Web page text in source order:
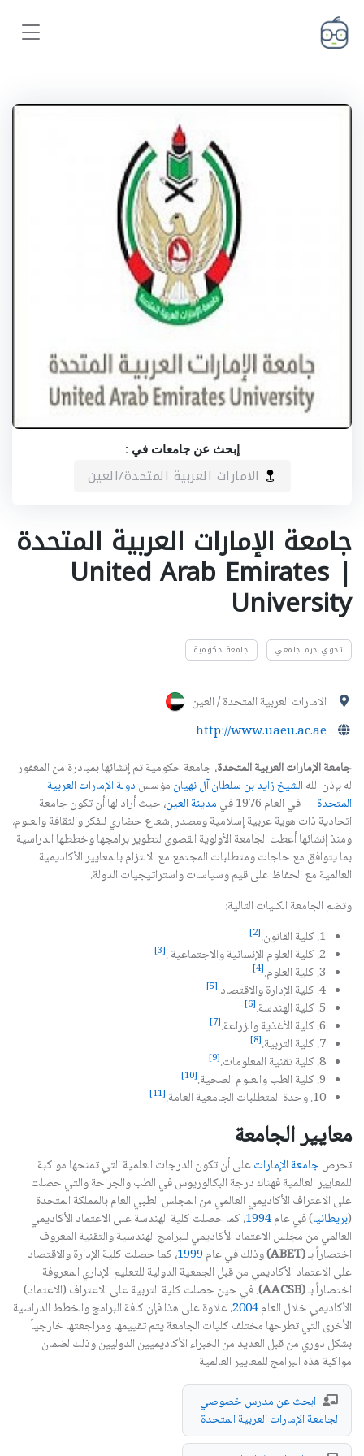
إبحث عن جامعات في :
الامارات العربية المتحدة/العين
جامعة الإمارات العربية المتحدة
| United Arab Emirates
University
تحوي حرم جامعي جامعة حكومية
الامارات العربية المتحدة / العين
http://www.uaeu.ac.ae
جامعة الإمارات العربية المتحدة، جامعة حكومية تم إنشائها بمبادرة من المغفور
له بإذن اللهالشيخ زايد بن سلطان آل نهيانمؤسسدولة الإمارات العربية
المتحدة-– في العام 1976 في مدينة العين، حيث أراد لها أن تكون جامعة
اتحادية ذات هوية عربية إسلامية ومصدر إشعاع حضاري للفكر والثقافة والعلوم،
ومنذ إنشائها أعطت الجامعة الأولوية القصوى لتطوير برامجها وخططها الدراسية
بما يتوافق مع حاجات ومتطلبات المجتمع مع الالتزام بالمعايير الأكاديمية
العالمية مع الحفاظ على قيم وسياسات واستراتيجيات الدولة.
وتضم الجامعة الكليات التالية:
1. كلية القانون.
[2]
2. كلية العلوم الإنسانية والاجتماعية . [3]
3. كلية العلوم. [4]
4. كلية الإدارة والاقتصاد. [5]
5. كلية الهندسة. [6]
6. كلية الأغذية والزراعة. [7]
7. كلية التربية. [8]
8. كلية تقنية المعلومات. [9]
9. كلية الطب والعلوم الصحية. [10]
10. وحدة المتطلبات الجامعية العامة. [11]
معايير الجامعة
تحرصجامعة الإماراتعلى أن تكون الدرجات العلمية التي تمنحها مواكبة
للمعايير العالمية فهناك درجة البكالوريوس في الطب والجراحة والتي حصلت
على الاعتراف الأكاديمي العالمي من المجلس الطبي العام بالمملكة المتحدة
(بريطانيا) في عام1994، كما حصلت كلية الهندسة على الاعتماد الأكاديمي
العالمي من مجلس الاعتماد الأكاديمي للبرامج الهندسية والتقنية المعروف
اختصاراً بـ(ABET) وذلك في عام1999، كما حصلت كلية الإدارة والاقتصاد
على الاعتماد الأكاديمي من قبل الجمعية الدولية للتعليم الإداري المعروفة
اختصاراً بـ(AACSB)
. في حين حصلت كلية التربية على الاعتراف (الاعتماد)
الأكاديمي خلال العام2004، علاوة على هذا فإن كافة البرامج والخطط الدراسية
الأخرى التي تطرحها مختلف كليات الجامعة يتم تقييمها ومراجعتها خارجياً
بشكل دوري من قبل العديد من الخبراء الأكاديميين الدوليين وذلك لضمان
مواكبة هذه البرامج للمعايير العالمية
ابحث عن مدرس خصوصي
لجامعة الإمارات العربية المتحدة